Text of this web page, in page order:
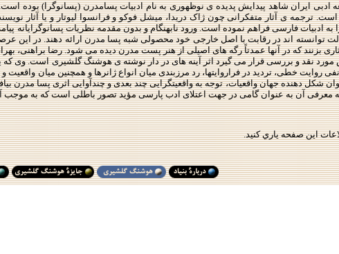
ادبی ایران شاهد پیدایش پدیده ی نوظهوری به نام ادبیات پسامدرن (پسانوگرا) بوده
است. ترجمه ی آثار متفکرانی چون ژاک دریدا، میشل فوکو و فرانسوا لیوتار و یا آثار
ادبیات فارسی فراهم نموده است. ورود نابهنگام و بدون مقدمه نظریات پسانوگرایانه
توانسته اند در رقابت با اصل خارجی خود محصولی شبه پسا مدرن ارائه دهند. در این
بزنند که در آنها عمدتاً رگه های اصیلی از هنر پست مدرن دیده می شود. رضا براهنی،
نقد و بررسی قرار می گیرد اثر آینه های در دار نوشته ی هوشنگ گلشیری است. وی که
روایت خطی، تردید در فراروایتها، رد مرزبندی میان انواع ژانرها و همچنین میان
شکل دهنده جهان واقعیات، توجه به واقعیتگرایی چند بعدی و چندآوایی اثری پسا مدرن
معرفی آن به عنوان گامی در جهت اعتلای ادب پارسی مؤید تصور باطلی است که به
اين صفحه ياري كنيد.